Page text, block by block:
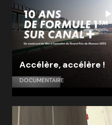
Accélère, accélère !
DOCUMENTAIRE